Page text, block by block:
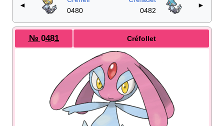
◄
0480
0482
►
№ 0481 Créfollet